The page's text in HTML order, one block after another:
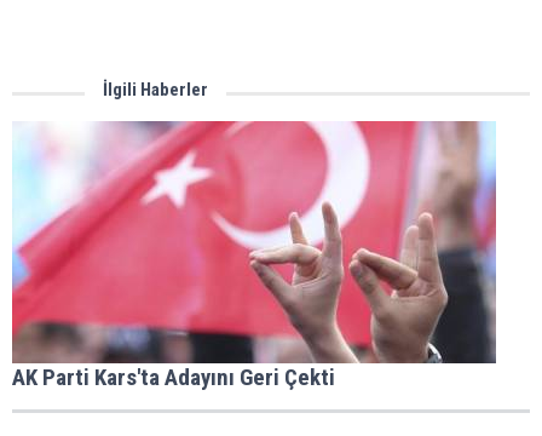
İlgili Haberler
AK Parti Kars'ta Adayını Geri Çekti